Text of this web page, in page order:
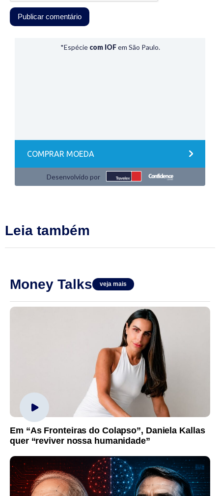
Leia também
Money Talks veja mais
Em “As Fronteiras do Colapso”, Daniela Kallas
quer “reviver nossa humanidade”